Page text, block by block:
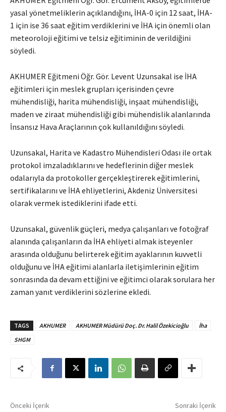
yasal yönetmeliklerin açıklandığını, İHA-0 için 12 saat, İHA-
1 için ise 36 saat eğitim verdiklerini ve İHA için önemli olan
meteoroloji eğitimi ve telsiz eğitiminin de verildiğini
söyledi.
AKHUMER Eğitmeni Öğr. Gör. Levent Uzunsakal ise İHA
eğitimleri için meslek grupları içerisinden çevre
mühendisliği, harita mühendisliği, inşaat mühendisliği,
maden ve ziraat mühendisliği gibi mühendislik alanlarında
İnsansız Hava Araçlarının çok kullanıldığını söyledi.
Uzunsakal, Harita ve Kadastro Mühendisleri Odası ile ortak
protokol imzaladıklarını ve hedeflerinin diğer meslek
odalarıyla da protokoller gerçekleştirerek eğitimlerini,
sertifikalarını ve İHA ehliyetlerini, Akdeniz Üniversitesi
olarak vermek istediklerini ifade etti.
Uzunsakal, güvenlik güçleri, medya çalışanları ve fotoğraf
alanında çalışanların da İHA ehliyeti almak isteyenler
arasında olduğunu belirterek eğitim ayaklarının kuvvetli
olduğunu ve İHA eğitimi alanlarla iletişimlerinin eğitim
sonrasında da devam ettiğini ve eğitimci olarak sorulara her
zaman yanıt verdiklerini sözlerine ekledi.
TAGS AKHUMER AKHUMER Müdürü Doç. Dr. Halil Özekicioğlu
İha
SHGM
Önceki İçerik Sonraki İçerik